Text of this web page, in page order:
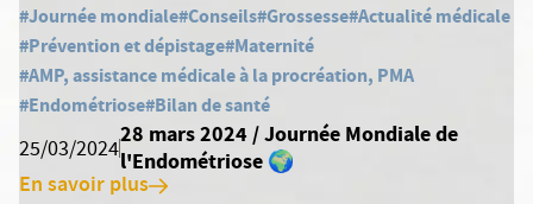
#Journée mondiale#Conseils#Grossesse#Actualité médicale
#Prévention et dépistage#Maternité
#AMP, assistance médicale à la procréation, PMA
#Endométriose#Bilan de santé
25/03/2024
28 mars 2024 / Journée Mondiale de
l'Endométriose 🌍
En savoir plus